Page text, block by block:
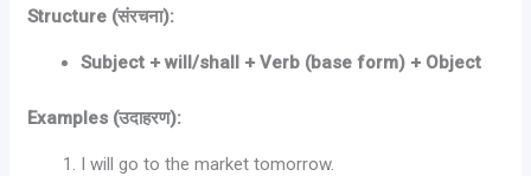
Structure (संरचना):
Subject + will/shall + Verb (base form) + Object
Examples (उदाहरण):
I will go to the market tomorrow.